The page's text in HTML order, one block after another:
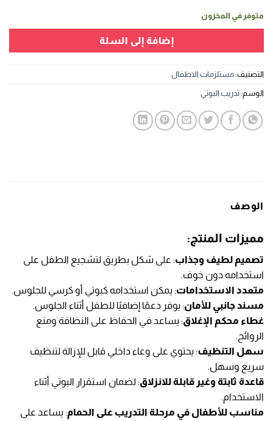
متوفر في المخزون
إضافة إلى السلة
التصنيف:مستلزمات الاطفال
الوسم:تدريب البوتي
الوصف
مميزات المنتج:
تصميم لطيف وجذاب: على شكل بطريق لتشجيع الطفل على
استخدامه دون خوف.
متعدد الاستخدامات: يمكن استخدامه كبوتي أو كرسي للجلوس.
مسند جانبي للأمان: يوفر دعمًا إضافيًا للطفل أثناء الجلوس.
غطاء محكم الإغلاق: يساعد في الحفاظ على النظافة ومنع
الروائح.
سهل التنظيف: يحتوي على وعاء داخلي قابل للإزالة لتنظيف
سريع وسهل.
قاعدة ثابتة وغير قابلة للانزلاق: لضمان استقرار البوتي أثناء
الاستخدام.
مناسب للأطفال في مرحلة التدريب على الحمام: يساعد على